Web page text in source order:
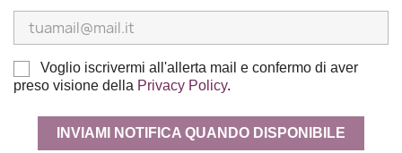
Voglio iscrivermi all'allerta mail e confermo di aver
preso visione della Privacy Policy.
INVIAMI NOTIFICA QUANDO DISPONIBILE